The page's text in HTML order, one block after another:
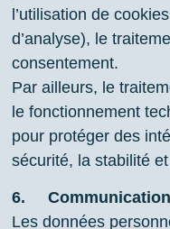
l’utilisation de
d’analyse), le
consentement.
Par ailleurs, le
le fonctionnement
pour protéger des
sécurité, la stabilité
6.
Les données